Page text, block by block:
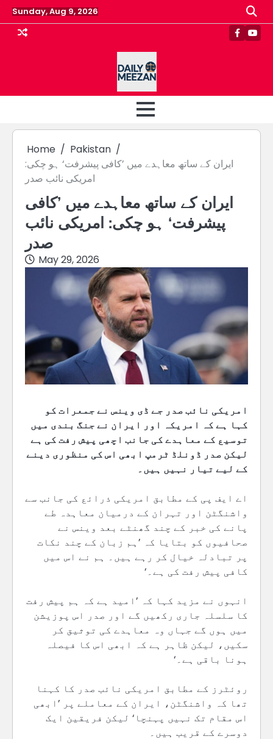
Skip
to
content
Sunday, Aug 9, 2026
Home
Pakistan
ایران کے ساتھ معاہدے میں ’کافی پیشرفت‘ ہو چکی:
امریکی نائب صدر
ایران کے ساتھ معاہدے میں ’کافی
پیشرفت‘ ہو چکی: امریکی نائب
صدر
May 29, 2026
امریکی نائب صدر جے ڈی وینس نے جمعرات کو
کہا ہے کہ امریکہ اور ایران نے جنگ بندی میں
توسیع کے معاہدے کی جانب اچھی پیش رفت کی ہے
لیکن صدر ڈونلڈ ٹرمپ ابھی اس کی منظوری دینے
کے لیے تیار نہیں ہیں۔
اے ایف پی کے مطابق امریکی ذرائع کی جانب سے
واشنگٹن اور تہران کے درمیان معاہدہ طے
پانے کی خبر کے چند گھنٹے بعد وینس نے
صحافیوں کو بتایا کہ ’ہم زبان کے چند نکات
پر تبادلہ خیال کر رہے ہیں۔ ہم نے اس میں
کافی پیش رفت کی ہے۔‘
انہوں نے مزید کہا کہ ’امید ہے کہ ہم پیش رفت
کا سلسلہ جاری رکھیں گے اور صدر اس پوزیشن
میں ہوں گے جہاں وہ معاہدے کی توثیق کر
سکیں، لیکن ظاہر ہے کہ ابھی اس کا فیصلہ
ہونا باقی ہے۔‘
روئٹرز کے مطابق امریکی نائب صدر کا کہنا
تھا کہ واشنگٹن، ایران کے معاملے پر ’ابھی
اس مقام تک نہیں پہنچا‘ لیکن فریقین ایک
دوسرے کے قریب ہیں۔